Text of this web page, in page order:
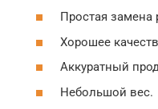
Простая замена
Хорошее
Аккуратный
Небольшой вес.